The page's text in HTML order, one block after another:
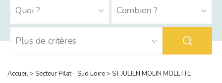
Accueil> Secteur Pilat - Sud Loire> ST JULIEN MOLIN MOLETTE